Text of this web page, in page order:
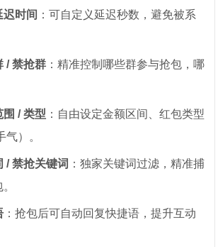
迟时间 ：可自定义延迟秒数，避免被系
/ 禁抢群 ：精准控制哪些群参与抢包，哪
/ 类型 ：自由设定金额区间、红包类型
气）。
/ 禁抢关键词 ：独家关键词过滤，精准捕
：抢包后可自动回复快捷语，提升互动